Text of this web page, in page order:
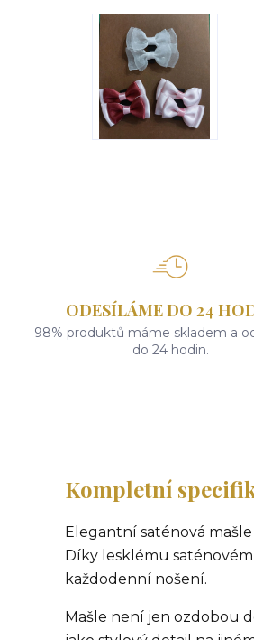
ODESÍLÁME DO 24
98% produktů máme skladem a
do 24 hodin.
Kompletní
Elegantní saténová
Díky lesklému
každodenní nošení.
Mašle není jen ozdobou